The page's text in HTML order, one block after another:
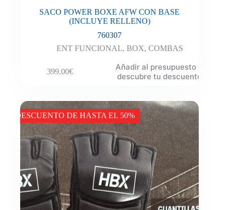
SACO POWER BOXE AFW CON BASE
(INCLUYE RELLENO)
760307
ENT FUNCIONAL, BOX, COMBAS
399.00€
Añadir al presupuesto y
descubre tu descuento
DESCUENTO DE HASTA EL 50%